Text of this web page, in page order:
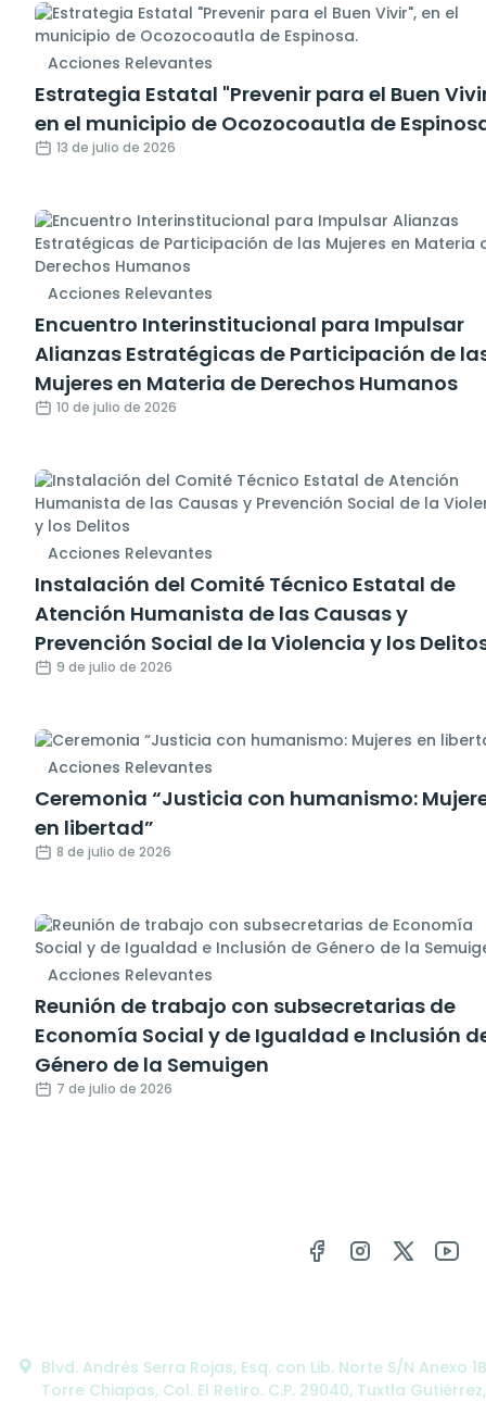
Acciones Relevantes
Estrategia Estatal "Prevenir para el Buen
en el municipio de Ocozocoautla de
13 de julio de 2026
Acciones Relevantes
Encuentro Interinstitucional para Impulsar
Alianzas Estratégicas de Participación de
Mujeres en Materia de Derechos Humanos
10 de julio de 2026
Acciones Relevantes
Instalación del Comité Técnico Estatal de
Atención Humanista de las Causas y
Prevención Social de la Violencia y los
9 de julio de 2026
Acciones Relevantes
Ceremonia “Justicia con humanismo:
en libertad”
8 de julio de 2026
Acciones Relevantes
Reunión de trabajo con subsecretarias de
Economía Social y de Igualdad e Inclusión
Género de la Semuigen
7 de julio de 2026
Blvd. Andrés Serra Rojas, Esq. con Lib. Norte S/N Anexo 1B
Torre Chiapas, Col. El Retiro. C.P. 29040, Tuxtla Gutiérrez,